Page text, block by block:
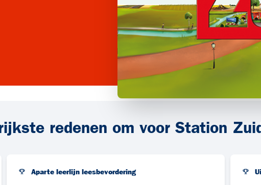
redenen om voor Station
Aparte leerlijn leesbevordering